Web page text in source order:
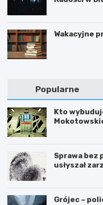
Wakacyjne
Popularne
Kto
Sprawa bez
usłyszał
Grójec –